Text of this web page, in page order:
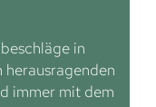
in
immer mit dem